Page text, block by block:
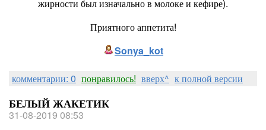
жирности был изначально в молоке и кефире).
Приятного аппетита!
Sonya_kot
комментарии: 0 понравилось! вверх^ к полной версии
БЕЛЫЙ ЖАКЕТИК
31-08-2019 08:53